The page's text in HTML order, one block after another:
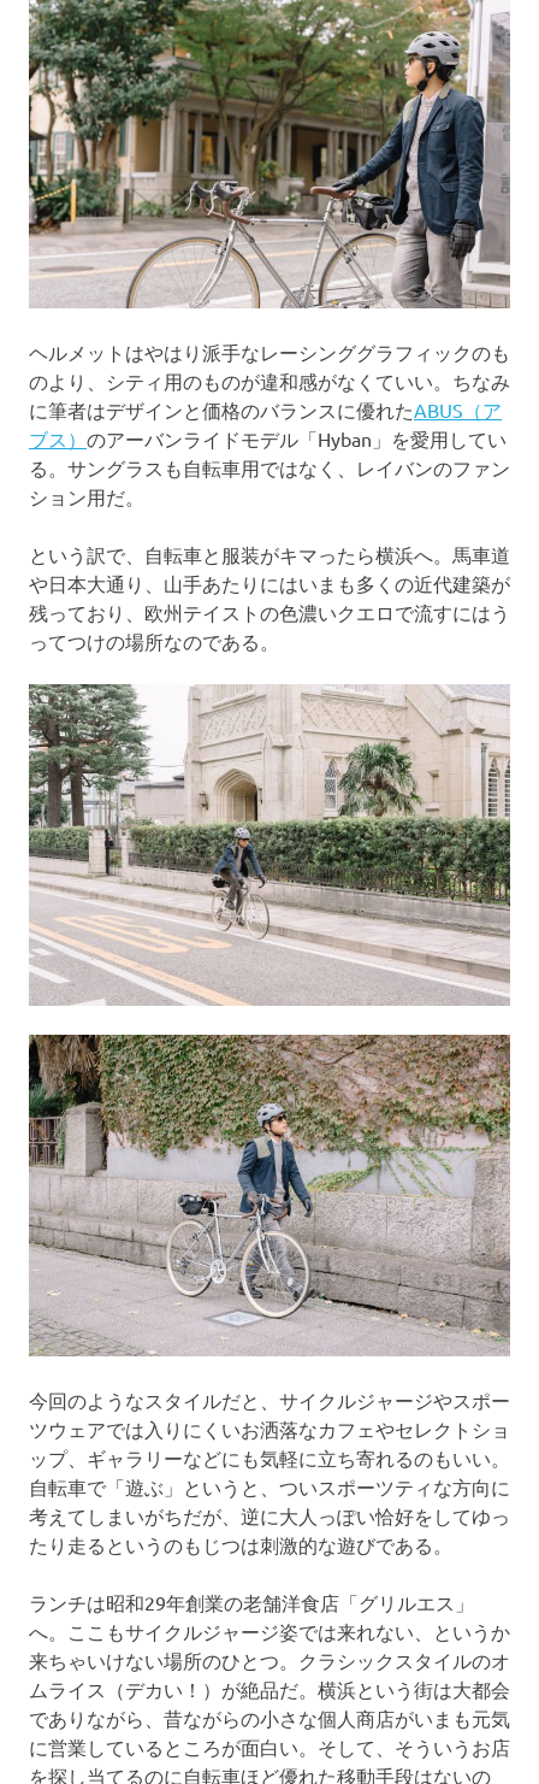
ヘルメットはやはり派手なレーシンググラフィックのも
のより、シティ用のものが違和感がなくていい。ちなみ
に筆者はデザインと価格のバランスに優れたABUS（ア
ブス） のアーバンライドモデル「Hyban」を愛用してい
る。サングラスも自転車用ではなく、レイバンのファン
ション用だ。
という訳で、自転車と服装がキマったら横浜へ。馬車道
や日本大通り、山手あたりにはいまも多くの近代建築が
残っており、欧州テイストの色濃いクエロで流すにはう
ってつけの場所なのである。
今回のようなスタイルだと、サイクルジャージやスポー
ツウェアでは入りにくいお洒落なカフェやセレクトショ
ップ、ギャラリーなどにも気軽に立ち寄れるのもいい。
自転車で「遊ぶ」というと、ついスポーツティな方向に
考えてしまいがちだが、逆に大人っぽい恰好をしてゆっ
たり走るというのもじつは刺激的な遊びである。
ランチは昭和29年創業の老舗洋食店「グリルエス」
へ。ここもサイクルジャージ姿では来れない、というか
来ちゃいけない場所のひとつ。クラシックスタイルのオ
ムライス（デカい！）が絶品だ。横浜という街は大都会
でありながら、昔ながらの小さな個人商店がいまも元気
に営業しているところが面白い。そして、そういうお店
を探し当てるのに自転車ほど優れた移動手段はないの